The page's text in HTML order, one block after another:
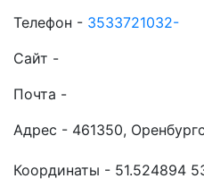
Телефон - 3533721032-
Сайт -
Почта -
Адрес - 461350,
Координаты - 51.524894